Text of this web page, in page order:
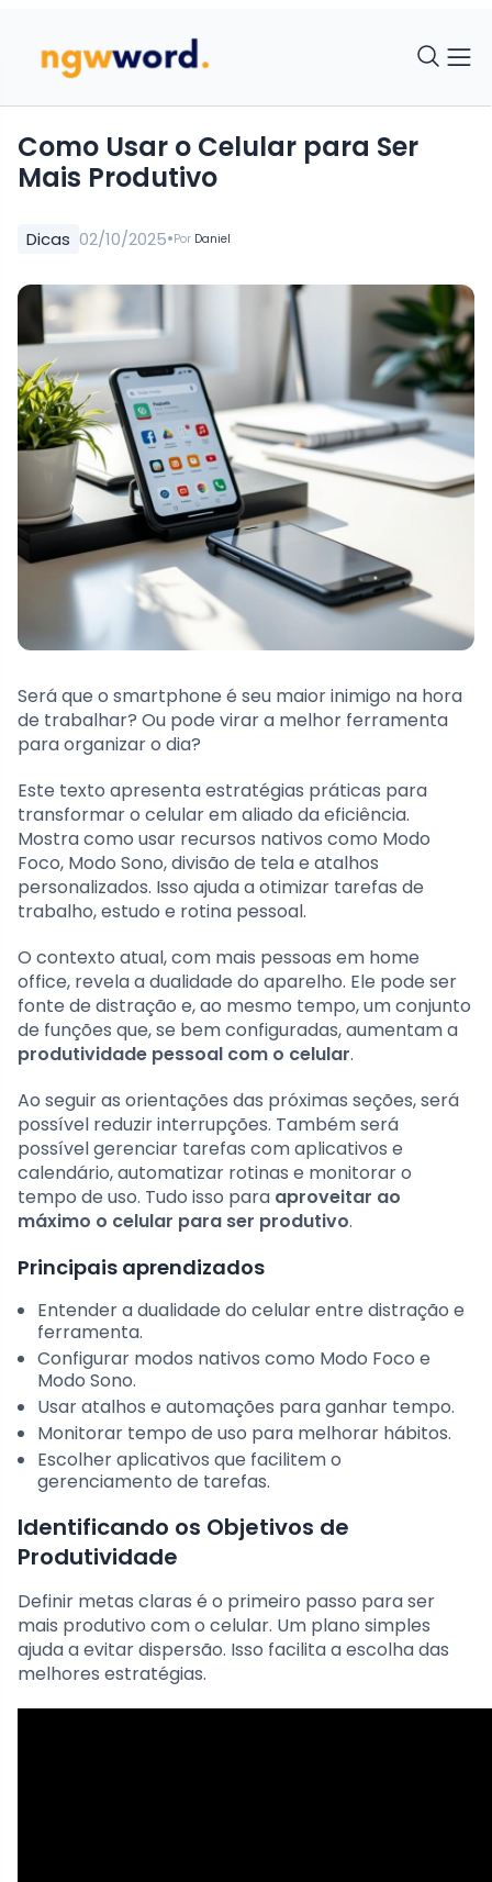
Dicas 02/10/2025•Por Daniel
Como Usar o Celular para Ser
Mais Produtivo
Será que o smartphone é seu maior inimigo na hora
de trabalhar? Ou pode virar a melhor ferramenta
para organizar o dia?
Este texto apresenta estratégias práticas para
transformar o celular em aliado da eficiência.
Mostra como usar recursos nativos como Modo
Foco, Modo Sono, divisão de tela e atalhos
personalizados. Isso ajuda a otimizar tarefas de
trabalho, estudo e rotina pessoal.
O contexto atual, com mais pessoas em home
office, revela a dualidade do aparelho. Ele pode ser
fonte de distração e, ao mesmo tempo, um conjunto
de funções que, se bem configuradas, aumentam a
produtividade pessoal com o celular.
Ao seguir as orientações das próximas seções, será
possível reduzir interrupções. Também será
possível gerenciar tarefas com aplicativos e
calendário, automatizar rotinas e monitorar o
tempo de uso. Tudo isso para aproveitar ao
máximo o celular para ser produtivo.
Principais aprendizados
Entender a dualidade do celular entre distração e
ferramenta.
Configurar modos nativos como Modo Foco e
Modo Sono.
Usar atalhos e automações para ganhar tempo.
Monitorar tempo de uso para melhorar hábitos.
Escolher aplicativos que facilitem o
gerenciamento de tarefas.
Identificando os Objetivos de
Produtividade
Definir metas claras é o primeiro passo para ser
mais produtivo com o celular. Um plano simples
ajuda a evitar dispersão. Isso facilita a escolha das
melhores estratégias.